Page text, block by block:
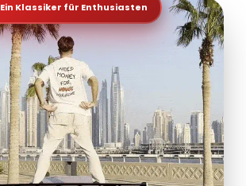
Ein Klassiker für Enthusiasten